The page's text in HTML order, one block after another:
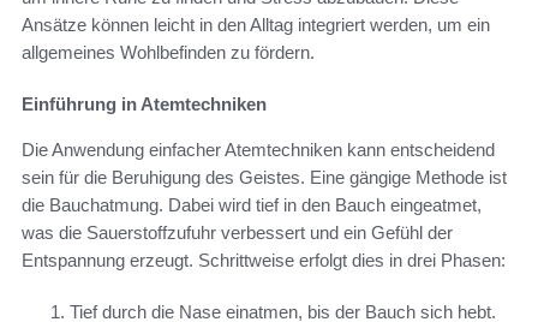
Ansätze können leicht in den Alltag integriert werden, um ein
allgemeines Wohlbefinden zu fördern.
Einführung in Atemtechniken
Die Anwendung einfacher Atemtechniken kann entscheidend
sein für die Beruhigung des Geistes. Eine gängige Methode ist
die Bauchatmung. Dabei wird tief in den Bauch eingeatmet,
was die Sauerstoffzufuhr verbessert und ein Gefühl der
Entspannung erzeugt. Schrittweise erfolgt dies in drei Phasen:
Tief durch die Nase einatmen, bis der Bauch sich hebt.